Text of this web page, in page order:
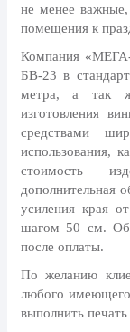
1 апреля, День смеха
Апрель, Месячник по
благоустройству
День геолога (первое
апреля)
Светлая Пасха
12 апреля, День
18 апреля, Дни
культурного наследия
1 мая, праздник
6 мая, День герба и
9 мая, День Победы
не менее важные,
помещения к
Компания
БВ-23 в
метра, а так
изготовления
средствами
использования,
стоимость
дополнительная
усиления края
шагом 50 см.
после оплаты.
По желанию
любого
выполнить